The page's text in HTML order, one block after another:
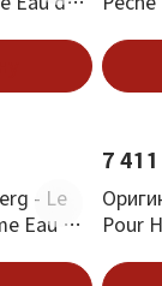
- Le
Eau de
7
Pour